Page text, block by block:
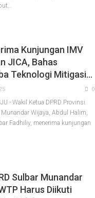
Kunjungan IMV
JICA, Bahas
Teknologi Mitigasi…
0
- Wakil Ketua DPRD Provinsi
Wijaya, Abdul Halim,
Fadhiliy, menerima kunjungan
Sulbar Munandar
Harus Diikuti